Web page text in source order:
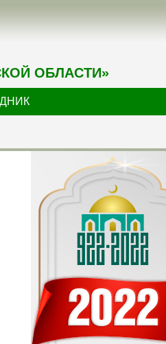
ОБЛАСТИ»